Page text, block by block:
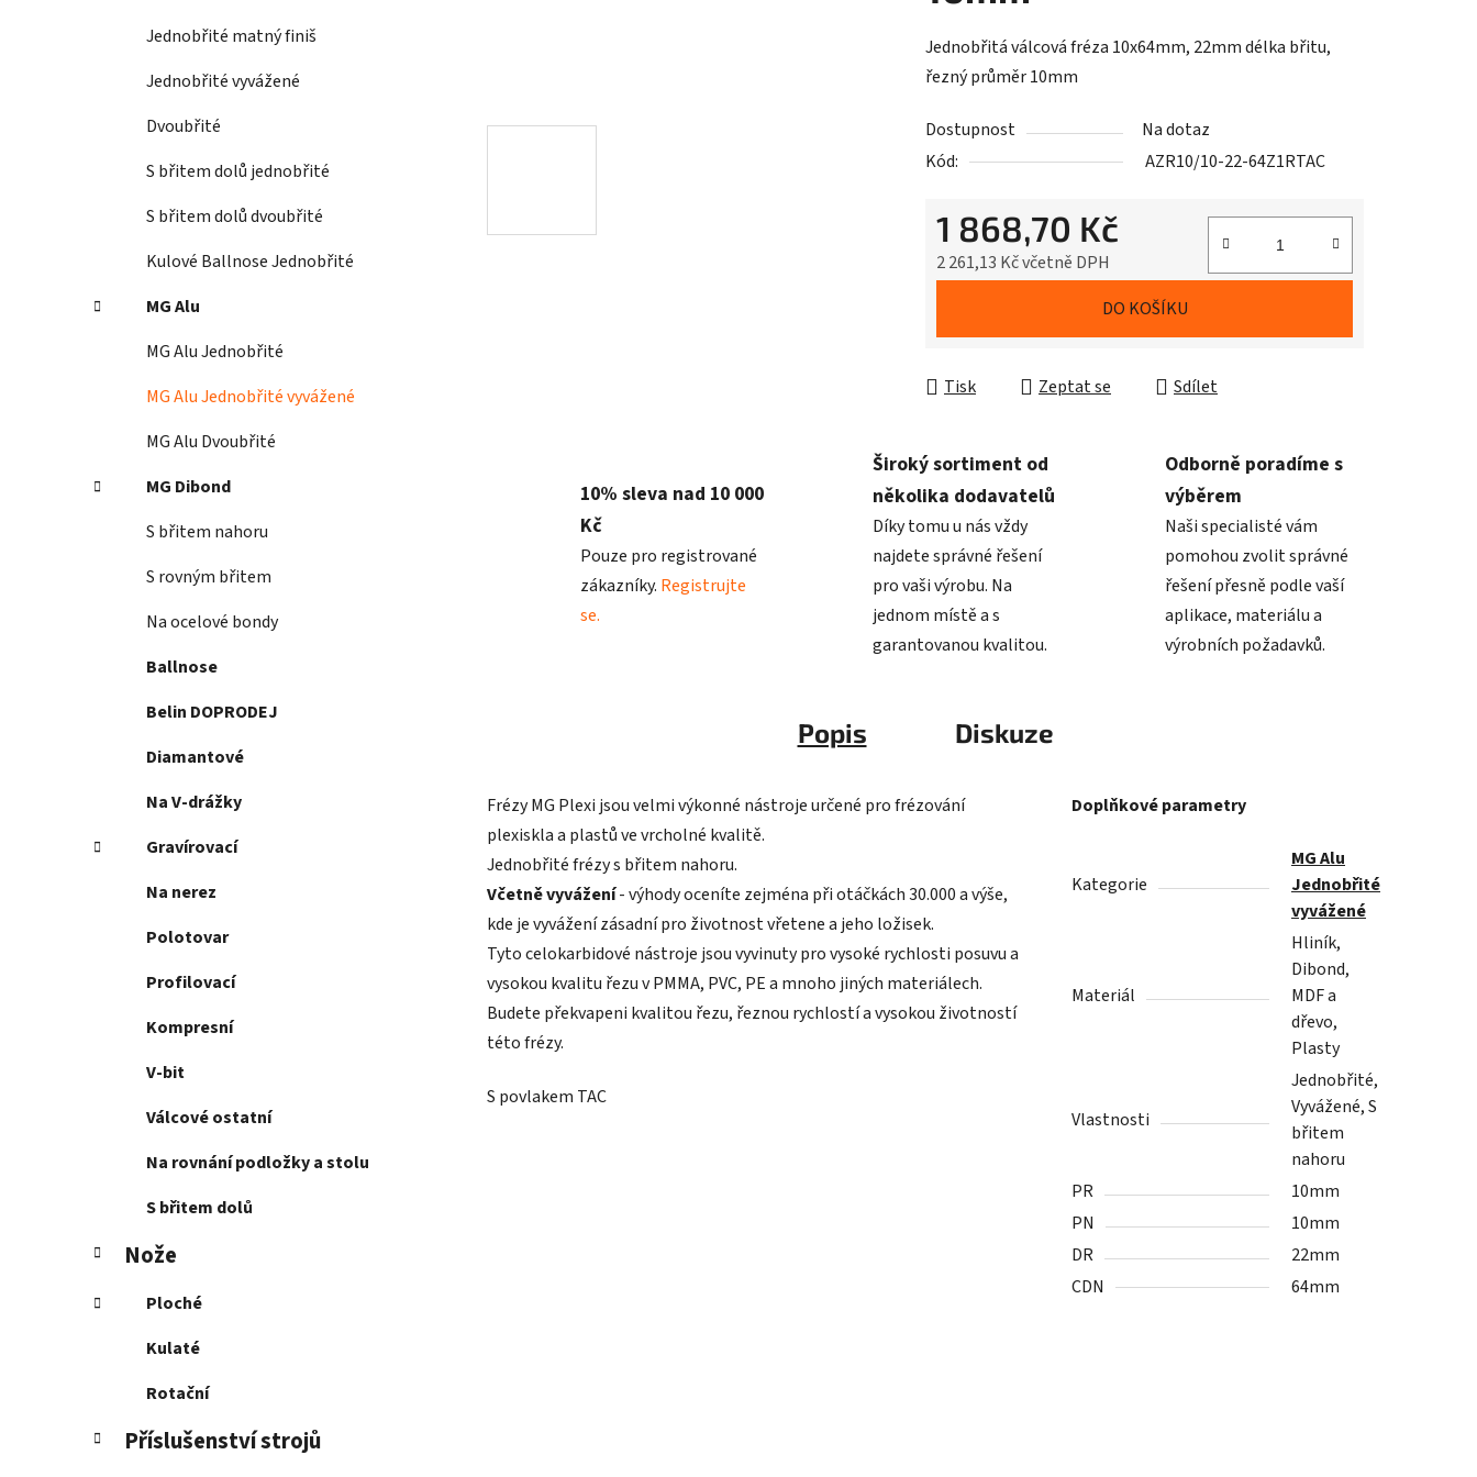
Jednobřité matný finiš
Jednobřité vyvážené
Dvoubřité
S břitem dolů jednobřité
S břitem dolů dvoubřité
Kulové Ballnose Jednobřité
MG Alu
MG Alu Jednobřité
MG Alu Jednobřité vyvážené
MG Alu Dvoubřité
MG Dibond
S břitem nahoru
S rovným břitem
Na ocelové bondy
Ballnose
Belin DOPRODEJ
Diamantové
Na V-drážky
Gravírovací
Na nerez
Polotovar
Profilovací
Kompresní
V-bit
Válcové ostatní
Na rovnání podložky a stolu
S břitem dolů
Nože
Ploché
Kulaté
Rotační
Příslušenství strojů
Jednobřitá válcová fréza 10x64mm, 22mm délka břitu,
řezný průměr 10mm
Dostupnost
Na dotaz
Kód:
AZR10/10-22-64Z1RTAC
1 868,70 Kč
2 261,13 Kč včetně DPH
DO KOŠÍKU
Tisk Zeptat se Sdílet
10% sleva nad 10 000
Kč
Pouze pro registrované
zákazníky. Registrujte
se.
Široký sortiment od
několika dodavatelů
Díky tomu u nás vždy
najdete správné řešení
pro vaši výrobu. Na
jednom místě a s
garantovanou kvalitou.
Odborně poradíme s
výběrem
Naši specialisté vám
pomohou zvolit správné
řešení přesně podle vaší
aplikace, materiálu a
výrobních požadavků.
Popis Diskuze
Frézy MG Plexi jsou velmi výkonné nástroje určené pro frézování
plexiskla a plastů ve vrcholné kvalitě.
Jednobřité frézy s břitem nahoru.
Včetně vyvážení- výhody oceníte zejména při otáčkách 30.000 a výše,
kde je vyvážení zásadní pro životnost vřetene a jeho ložisek.
Tyto celokarbidové nástroje jsou vyvinuty pro vysoké rychlosti posuvu a
vysokou kvalitu řezu v PMMA, PVC, PE a mnoho jiných materiálech.
Budete překvapeni kvalitou řezu, řeznou rychlostí a vysokou životností
této frézy.
S povlakem TAC
Doplňkové parametry
Kategorie
MG Alu
Jednobřité
vyvážené
Materiál
Hliník,
Dibond,
MDF a
dřevo,
Plasty
Vlastnosti
Jednobřité,
Vyvážené, S
břitem
nahoru
PR
10mm
PN
10mm
DR
22mm
CDN
64mm